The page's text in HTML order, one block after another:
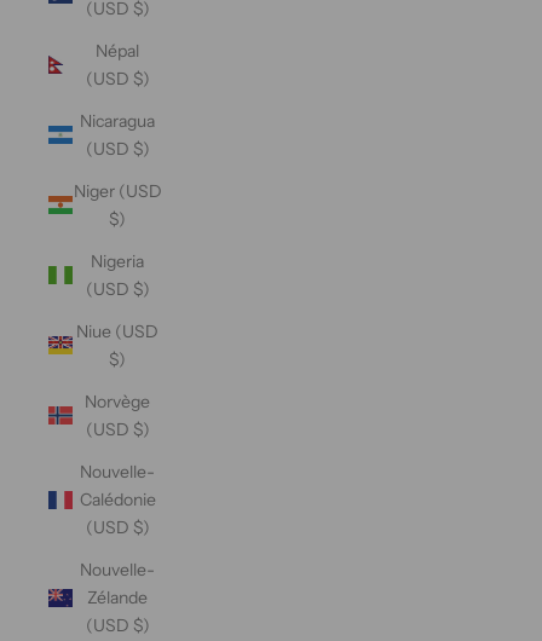
(USD $)
Népal
(USD $)
Nicaragua
(USD $)
Niger (USD
$)
Nigeria
(USD $)
Niue (USD
$)
Norvège
(USD $)
Nouvelle-
Calédonie
(USD $)
Nouvelle-
Zélande
(USD $)